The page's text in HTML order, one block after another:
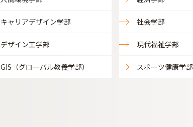
キャリアデザイン学部
デザイン工学部
GIS（グローバル教養学部）
社会学部
現代福祉学部
スポーツ健康学部